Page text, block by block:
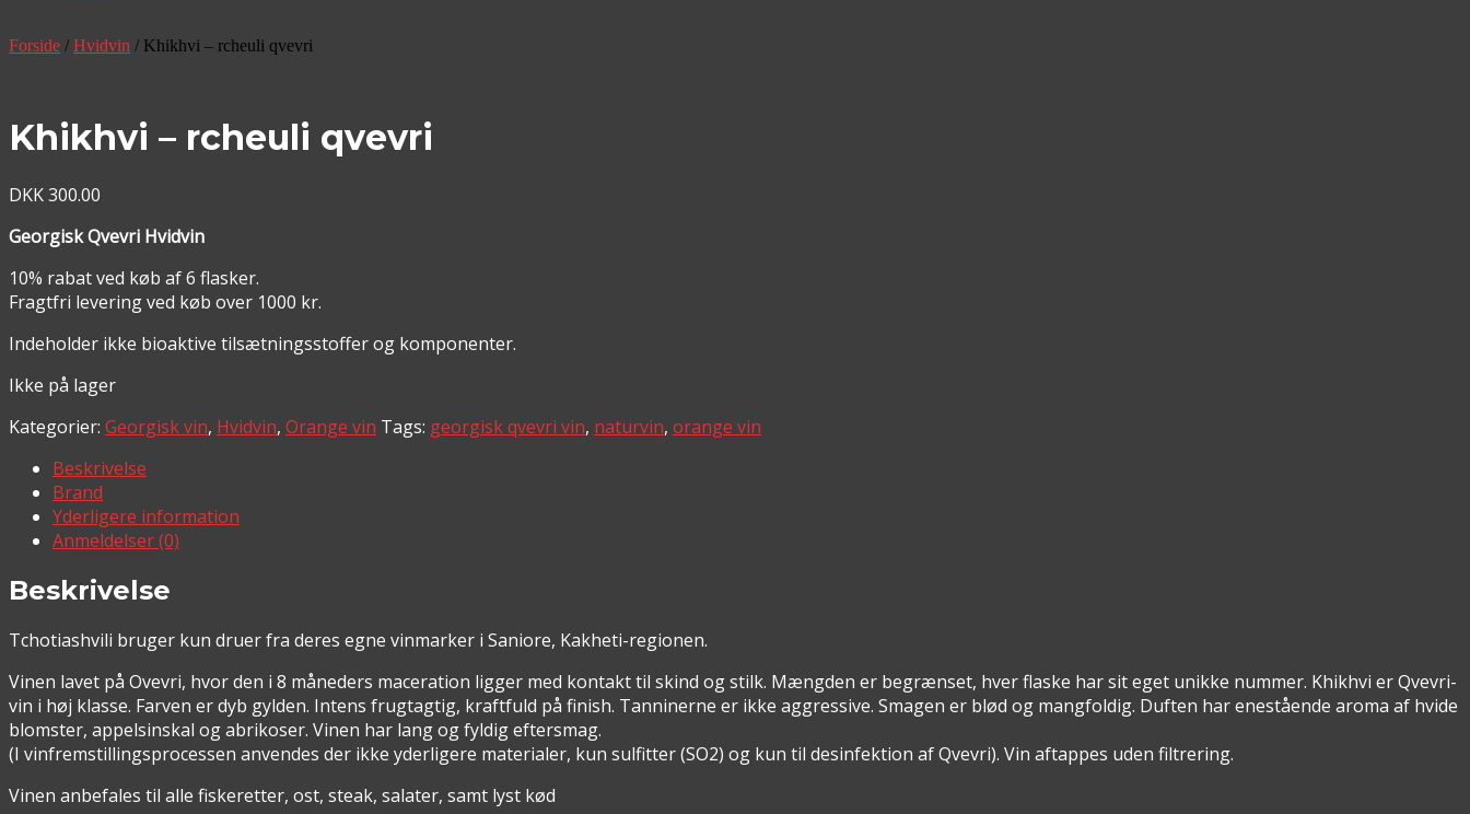
Forside / Hvidvin / Khikhvi – rcheuli qvevri
Khikhvi – rcheuli qvevri
DKK300.00
Georgisk Qvevri Hvidvin
10% rabat ved køb af 6 flasker.
Fragtfri levering ved køb over 1000 kr.
Indeholder ikke bioaktive tilsætningsstoffer og komponenter.
Ikke på lager
Kategorier: Georgisk vin, Hvidvin, Orange vin Tags: georgisk qvevri vin, naturvin, orange vin
Beskrivelse
Brand
Yderligere information
Anmeldelser (0)
Beskrivelse
Tchotiashvili bruger kun druer fra deres egne vinmarker i Saniore, Kakheti-regionen.
Vinen lavet på Ovevri, hvor den i 8 måneders maceration ligger med kontakt til skind og stilk. Mængden er begrænset, hver flaske har sit eget unikke nummer. Khikhvi er Qvevri-
vin i høj klasse. Farven er dyb gylden. Intens frugtagtig, kraftfuld på finish. Tanninerne er ikke aggressive. Smagen er blød og mangfoldig. Duften har enestående aroma af hvide
blomster, appelsinskal og abrikoser. Vinen har lang og fyldig eftersmag.
(I vinfremstillingsprocessen anvendes der ikke yderligere materialer, kun sulfitter (SO2) og kun til desinfektion af Qvevri). Vin aftappes uden filtrering.
Vinen anbefales til alle fiskeretter, ost, steak, salater, samt lyst kød